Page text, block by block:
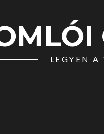
LEGYEN A